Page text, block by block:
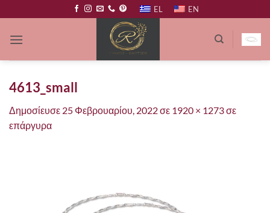
στο
περιεχόμενο
EL EN
4613_small
Δημοσίευσε 25 Φεβρουαρίου, 2022σε 1920 × 1273σε
επάργυρα